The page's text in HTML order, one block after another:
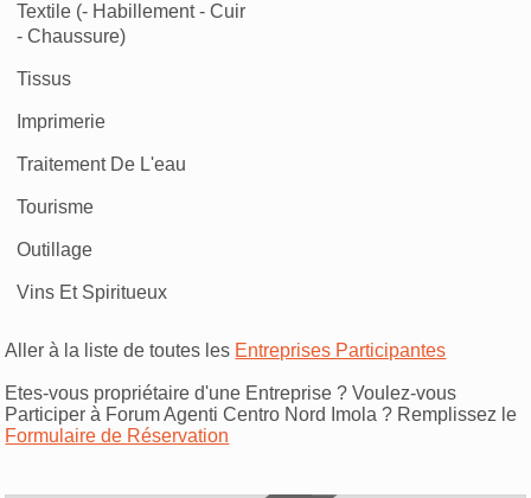
Textile (- Habillement - Cuir
- Chaussure)
Tissus
Imprimerie
Traitement De L'eau
Tourisme
Outillage
Vins Et Spiritueux
Aller à la liste de toutes les Entreprises Participantes
Etes-vous propriétaire d'une Entreprise ? Voulez-vous
Participer à Forum Agenti Centro Nord Imola ? Remplissez le
Formulaire de Réservation